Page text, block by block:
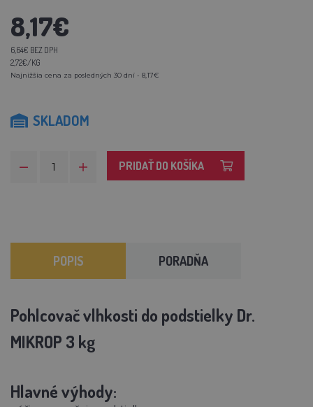
8,17€
6,64€ BEZ DPH
2,72€/KG
Najnižšia cena za posledných 30 dní - 8,17€
SKLADOM
PRIDAŤ DO KOŠÍKA
POPIS PORADŇA
Pohlcovač vlhkosti do podstielky Dr.
MIKROP 3 kg
Hlavné výhody: